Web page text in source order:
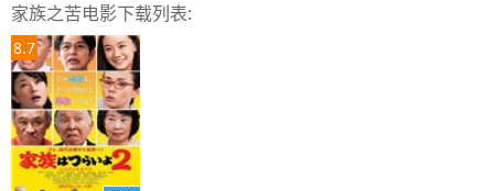
家族之苦电影下载列表:
8.7